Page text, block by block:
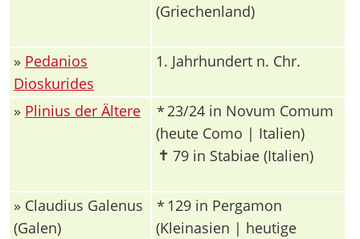
(Griechenland)
» Pedanios
Dioskurides
1. Jahrhundert n. Chr.
» Plinius der Ältere *23/24 in Novum Comum
(heute Como | Italien)
✝ 79 in Stabiae (Italien)
» Claudius Galenus
(Galen)
* 129 in Pergamon
(Kleinasien | heutige